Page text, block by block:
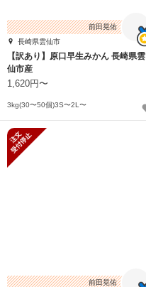
前田晃佑
長崎県雲仙市
【訳あり】原口早生みかん 長崎県雲
仙市産
1,620円〜
3kg(30〜50個)3S〜2L〜
前田晃佑